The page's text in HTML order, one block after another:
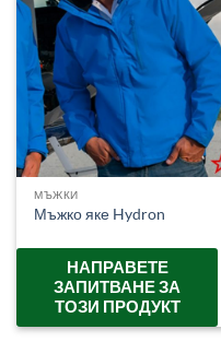
МЪЖКИ
Мъжко яке Hydron
НАПРАВЕТЕ
ЗАПИТВАНЕ ЗА
ТОЗИ ПРОДУКТ